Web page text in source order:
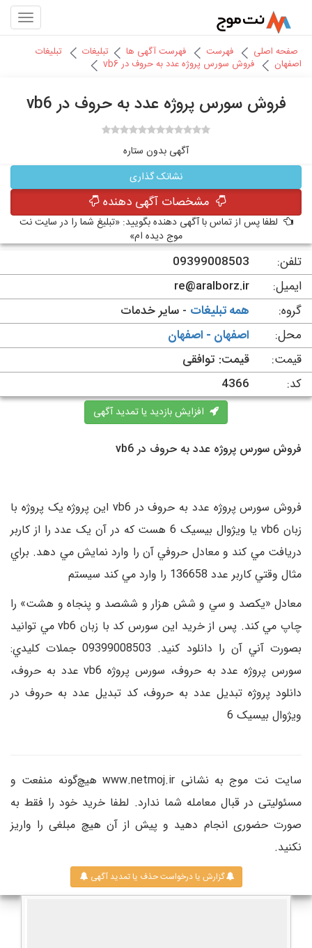
صفحه اصلی فهرست فهرست آگهی ها تبلیغات
تبلیغات
اصفهان
فروش سورس پروژه عدد به حروف در vb6
فروش سورس پروژه عدد به حروف در vb6
آگهی بدون ستاره
نشانک گذاری
مشخصات آگهی دهنده
لطفا پس از تماس با آگهی دهنده بگویید: «تبلیغ شما را در سایت نت
موج دیده ام»
تلفن:
09399008503
ایمیل:
re@aralborz.ir
گروه:
همه تبلیغات - سایر خدمات
محل:
اصفهان - اصفهان
قیمت:
قیمت: توافقی
کد:
4366
افزایش بازدید یا تمدید آگهی
فروش سورس پروژه عدد به حروف در vb6
فروش سورس پروژه عدد به حروف در vb6 اين پروژه يک پروژه با
زبان vb6 يا ويژوال بيسيک 6 هست که در آن يک عدد را از کاربر
دريافت مي کند و معادل حروفي آن را وارد نمايش مي دهد. براي
مثال وقتي کاربر عدد 136658 را وارد مي کند سيستم
معادل «يکصد و سي و شش هزار و ششصد و پنجاه و هشت» را
چاپ مي کند. پس از خريد اين سورس کد با زبان vb6 مي توانيد
بصورت آني آن را دانلود کنيد. 09399008503 جملات کليدي:
سورس پروژه عدد به حروف، سورس پروژه vb6 عدد به حروف،
دانلود پروژه تبديل عدد به حروف، کد تبديل عدد به حروف در
ويژوال بيسيک 6
سایت نت موج به نشانی www.netmoj.ir هیچ‌گونه منفعت و
مسئولیتی در قبال معامله شما ندارد. لطفا خرید خود را فقط به
صورت حضوری انجام دهید و پیش از آن هیچ مبلغی را واریز
نکنید.
گزارش یا درخواست حذف یا تمدید آگهی